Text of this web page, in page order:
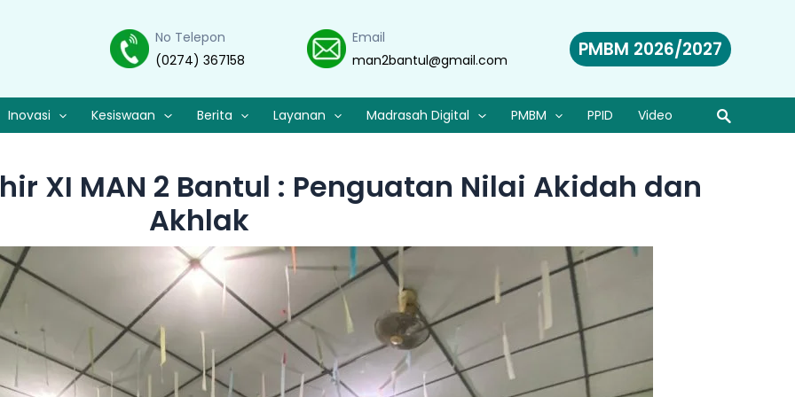
No Telepon
(0274) 367158
Email
man2bantul@gmail.com
PMBM 2026/2027
Inovasi Kesiswaan Berita Layanan Madrasah Digital PMBM PPID Video
XI MAN 2 Bantul : Penguatan Nilai Akidah dan
Akhlak